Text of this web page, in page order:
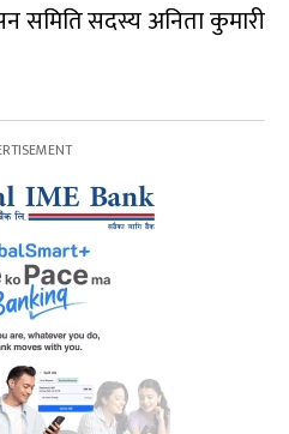
समिति सदस्य अनिता कुमारी